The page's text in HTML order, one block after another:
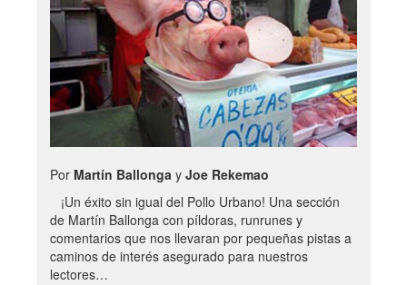
Por Martín Ballonga y Joe Rekemao
¡Un éxito sin igual del Pollo Urbano! Una sección
de Martín Ballonga con píldoras, runrunes y
comentarios que nos llevaran por pequeñas pistas a
caminos de interés asegurado para nuestros
lectores…